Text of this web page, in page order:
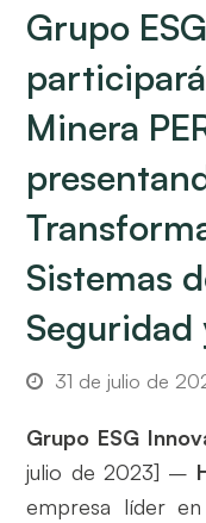
Grupo
Minera
Sistemas
31 de julio de
Grupo ESG
julio de 2023] –
empresa líder